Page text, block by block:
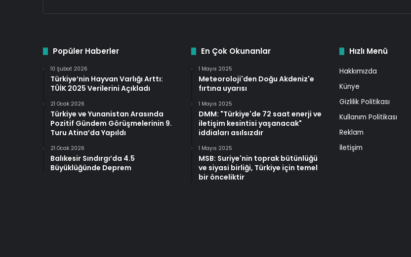
Popüler Haberler
10 Şubat 2026
Türkiye’nin Hayvan Varlığı Arttı:
TÜİK 2025 Verilerini Açıkladı
21 Ocak 2026
Türkiye ve Yunanistan Arasında
Pozitif Gündem Görüşmelerinin 9.
Turu Atina’da Yapıldı
21 Ocak 2026
Balıkesir Sındırgı’da 4.5
Büyüklüğünde Deprem
En Çok Okunanlar
1 Mayıs 2025
Meteoroloji'den Doğu Akdeniz'e
fırtına uyarısı
1 Mayıs 2025
DMM: "Türkiye'de 72 saat enerji ve
iletişim kesintisi yaşanacak"
iddiaları asılsızdır
1 Mayıs 2025
MSB: Suriye'nin toprak bütünlüğü
ve siyasi birliği, Türkiye için temel
bir önceliktir
Hızlı Menü
Hakkımızda
Künye
Gizlilik Politikası
Kullanım Politikası
Reklam
İletişim